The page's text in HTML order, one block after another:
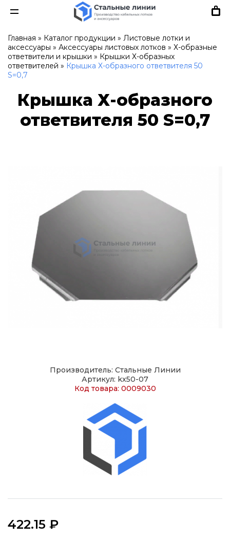
Главная » Каталог продукции » Листовые лотки и
аксессуары » Аксессуары листовых лотков » Х-образные
ответвители и крышки » Крышки Х-образных
ответвителей » Крышка Х-образного ответвителя 50
S=0,7
Крышка Х-образного
ответвителя 50 S=0,7
Производитель: Стальные Линии
Артикул: kx50-07
Код товара: 0009030
422.15 ₽